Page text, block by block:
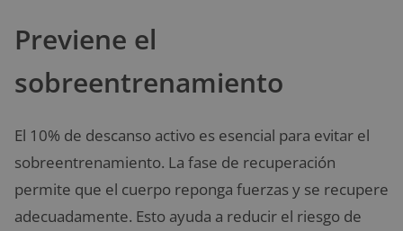
Previene el
sobreentrenamiento
El 10% de descanso activo es esencial para evitar el
sobreentrenamiento. La fase de recuperación
permite que el cuerpo reponga fuerzas y se recupere
adecuadamente. Esto ayuda a reducir el riesgo de